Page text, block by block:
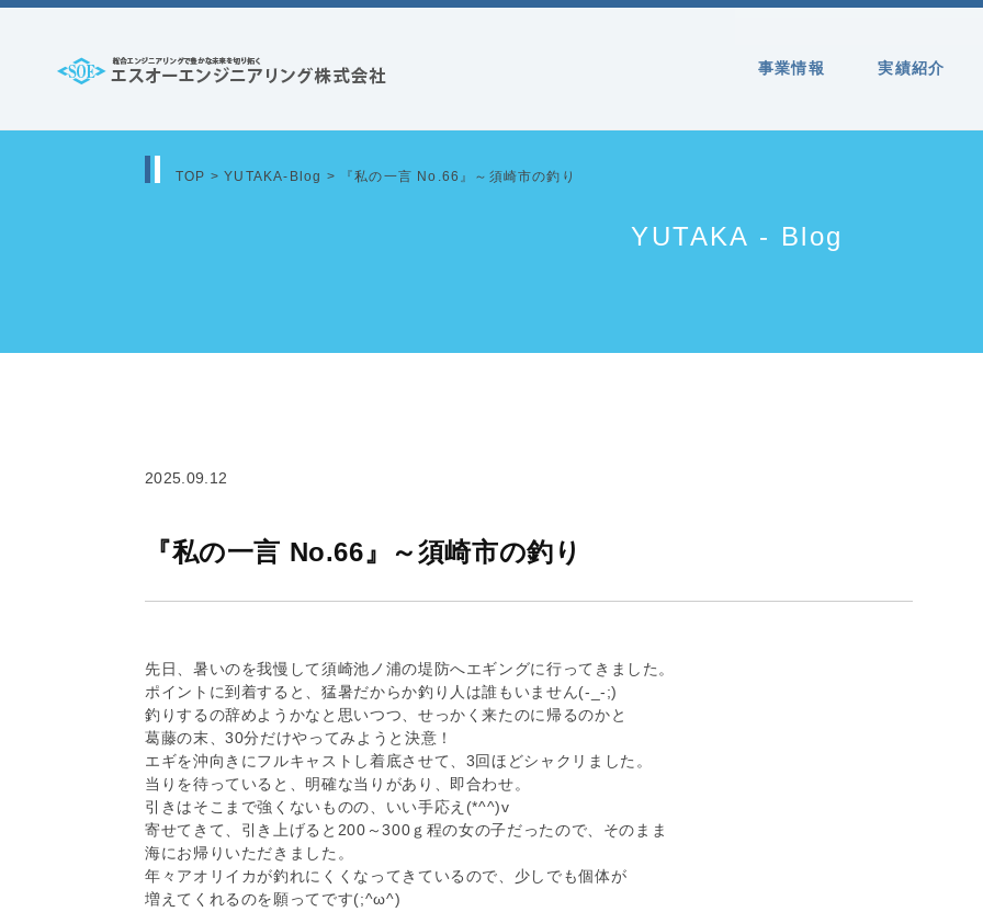
コ
ス
ニ
事業情報 実績紹介
TOP >YUTAKA-Blog > 『私の一言 No.66』～須崎市の釣り
YUTAKA - Blog
2025.09.12
『私の一言 No.66』～須崎市の釣り
先日、暑いのを我慢して須崎池ノ浦の堤防へエギングに行ってきました。
ポイントに到着すると、猛暑だからか釣り人は誰もいません(-_-;)
釣りするの辞めようかなと思いつつ、せっかく来たのに帰るのかと
葛藤の末、30分だけやってみようと決意！
エギを沖向きにフルキャストし着底させて、3回ほどシャクリました。
当りを待っていると、明確な当りがあり、即合わせ。
引きはそこまで強くないものの、いい手応え(*^^)v
寄せてきて、引き上げると200～300ｇ程の女の子だったので、そのまま
海にお帰りいただきました。
年々アオリイカが釣れにくくなってきているので、少しでも個体が
増えてくれるのを願ってです(;^ω^)